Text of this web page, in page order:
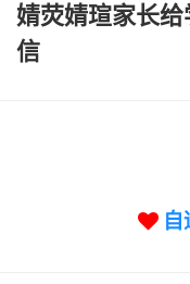
读者
婧荧婧瑄家长
信